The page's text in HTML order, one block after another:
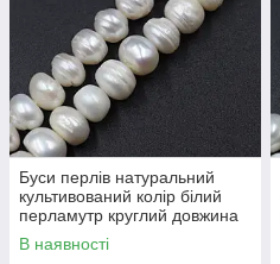
Буси перлів натуральний
культивований колір білий
перламутр круглий довжина
нитки 45 см розмір 8 мм
В наявності